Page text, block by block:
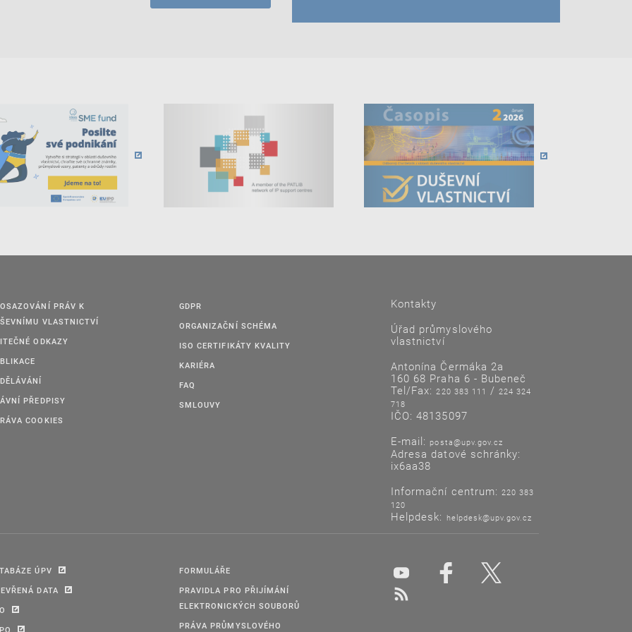
PRÁV K
VLASTNICTVÍ
ODKAZY
PŘEDPISY
COOKIES
GDPR
ORGANIZAČNÍ SCHÉMA
ISO CERTIFIKÁTY KVALITY
KARIÉRA
FAQ
SMLOUVY
Kontakty
Úřad průmyslového
vlastnictví
Antonína Čermáka 2a
160 68 Praha 6 - Bubeneč
Tel/Fax:220 383 111 /224 324
718
IČO: 48135097
E-mail: posta@upv.gov.cz
Adresa datové schránky:
ix6aa38
Informační centrum: 220 383
120
Helpdesk: helpdesk@upv.gov.cz
ÚPV
DATA
FORMULÁŘE
PRAVIDLA PRO PŘIJÍMÁNÍ
ELEKTRONICKÝCH SOUBORŮ
PRÁVA PRŮMYSLOVÉHO